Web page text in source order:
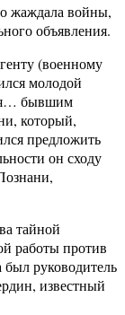
жаждала войны,
объявления.
(военному
молодой
бывшим
который,
предложить
он сходу
тайной
работы против
руководитель
известный